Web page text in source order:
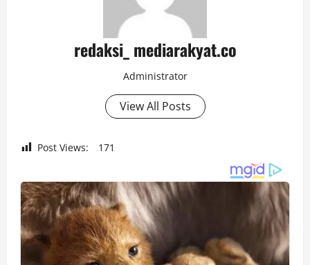
redaksi_ mediarakyat.co
Administrator
View All Posts
Post Views: 171